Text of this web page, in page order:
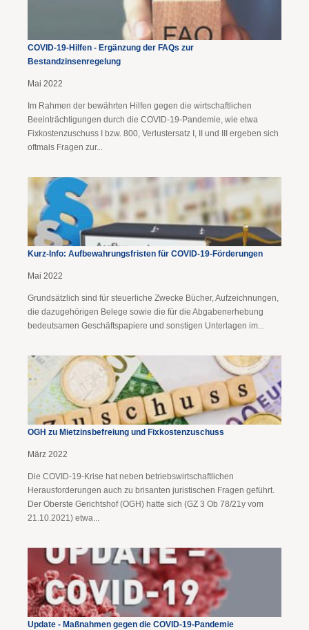
COVID-19-Hilfen - Ergänzung der FAQs zur
Bestandzinsenregelung
Mai 2022
Im Rahmen der bewährten Hilfen gegen die wirtschaftlichen
Beeinträchtigungen durch die COVID-19-Pandemie, wie etwa
Fixkostenzuschuss I bzw. 800, Verlustersatz I, II und III ergeben sich
oftmals Fragen zur...
Kurz-Info: Aufbewahrungsfristen für COVID-19-Förderungen
Mai 2022
Grundsätzlich sind für steuerliche Zwecke Bücher, Aufzeichnungen,
die dazugehörigen Belege sowie die für die Abgabenerhebung
bedeutsamen Geschäftspapiere und sonstigen Unterlagen im...
OGH zu Mietzinsbefreiung und Fixkostenzuschuss
März 2022
Die COVID-19-Krise hat neben betriebswirtschaftlichen
Herausforderungen auch zu brisanten juristischen Fragen geführt.
Der Oberste Gerichtshof (OGH) hatte sich (GZ 3 Ob 78/21y vom
21.10.2021) etwa...
Update - Maßnahmen gegen die COVID-19-Pandemie